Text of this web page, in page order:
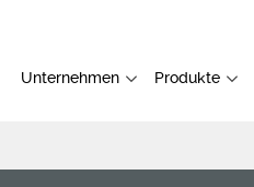
Unternehmen Produkte